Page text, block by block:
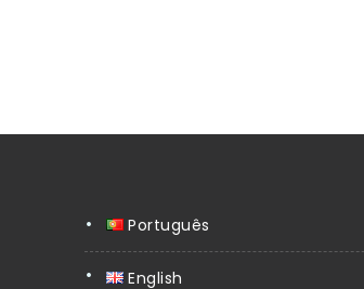
Português
English